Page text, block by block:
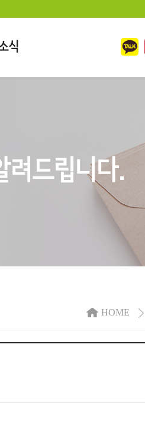
식
드립니다.
HOME